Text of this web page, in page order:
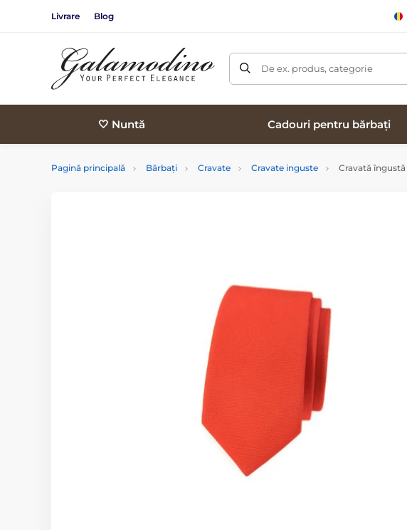
Livrare Blog
De ex. produs, categorie
🤍 Nuntă Cadouri pentru bărbați
Pagină principală Bărbați Cravate Cravate inguste Cravată